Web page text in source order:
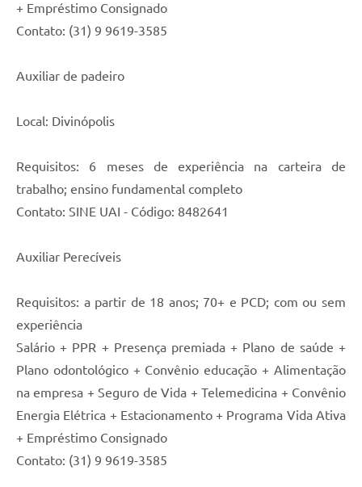
+ Empréstimo Consignado
Contato: (31) 9 9619-3585
Auxiliar de padeiro
Local: Divinópolis
Requisitos: 6 meses de experiência na carteira de
trabalho; ensino fundamental completo
Contato: SINE UAI - Código: 8482641
Auxiliar Perecíveis
Requisitos: a partir de 18 anos; 70+ e PCD; com ou sem
experiência
Salário + PPR + Presença premiada + Plano de saúde +
Plano odontológico + Convênio educação + Alimentação
na empresa + Seguro de Vida + Telemedicina + Convênio
Energia Elétrica + Estacionamento + Programa Vida Ativa
+ Empréstimo Consignado
Contato: (31) 9 9619-3585